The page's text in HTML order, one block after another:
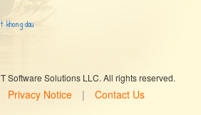
khong dau
Software Solutions LLC. All rights reserved.
Privacy Notice | Contact Us